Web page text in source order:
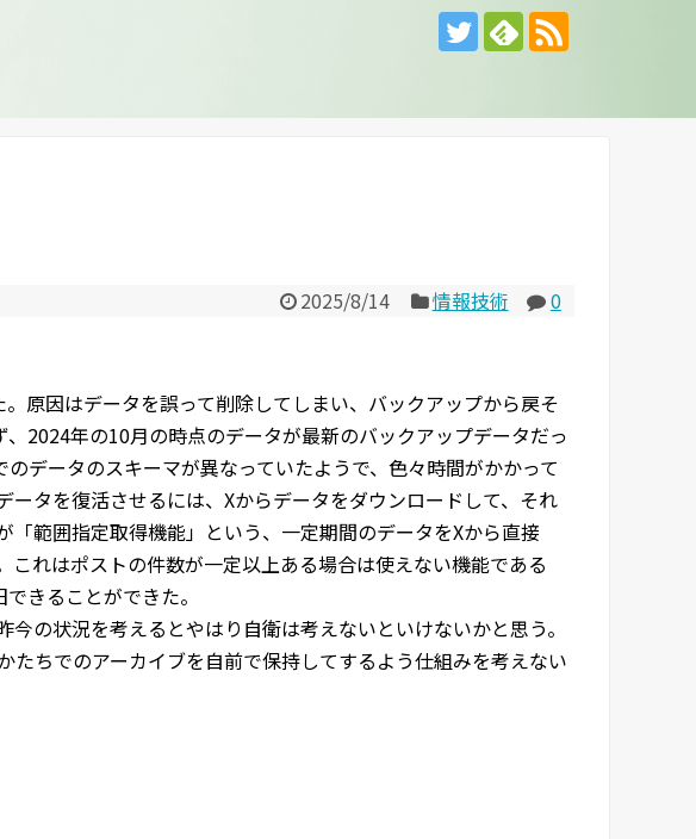
2025/8/14 情報技術
0
原因はデータを誤って削除してしまい、バックアップから戻そ
2024年の10月の時点のデータが最新のバックアップデータだっ
データのスキーマが異なっていたようで、色々時間がかかって
タを復活させるには、Xからデータをダウンロードして、それ
範囲指定取得機能」という、一定期間のデータをXから直接
れはポストの件数が一定以上ある場合は使えない機能である
きることができた。
の状況を考えるとやはり自衛は考えないといけないかと思う。
ちでのアーカイブを自前で保持してするよう仕組みを考えない